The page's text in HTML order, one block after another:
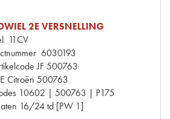
2E VERSNELLING
11CV
6030193
JF500763
Citroën 500763
10602 | 500763 | P175
16/24 td [PW 1]